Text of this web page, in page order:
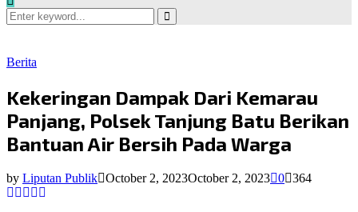
Search
for:
Search
Berita
Kekeringan Dampak Dari Kemarau
Panjang, Polsek Tanjung Batu Berikan
Bantuan Air Bersih Pada Warga
by Liputan Publik October 2, 2023October 2, 2023 0 364